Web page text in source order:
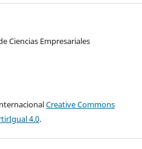
Ciencias Empresariales
Creative Commons
4.0.